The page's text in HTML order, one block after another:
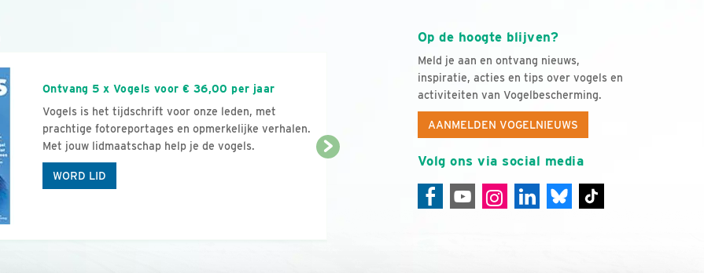
Op de hoogte blijven?
Meld je aan en ontvang nieuws,
inspiratie, acties en tips over vogels en
activiteiten van Vogelbescherming.
AANMELDEN VOGELNIEUWS
Volg ons via social media
Ontvang 5 x Vogels voor € 36,00 per jaar
Vogels is het tijdschrift voor onze leden, met
prachtige fotoreportages en opmerkelijke verhalen.
Met jouw lidmaatschap help je de vogels.
WORD LID